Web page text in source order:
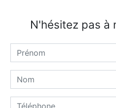
N'hésitez pas à